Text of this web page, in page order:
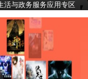
活与政务服务应用专区